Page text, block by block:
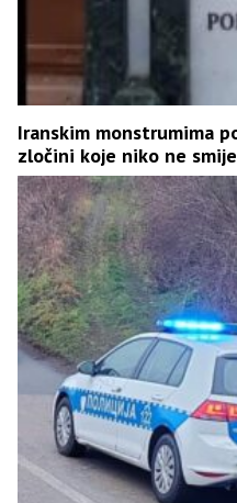
Iranskim monstrumima
zločini koje niko ne